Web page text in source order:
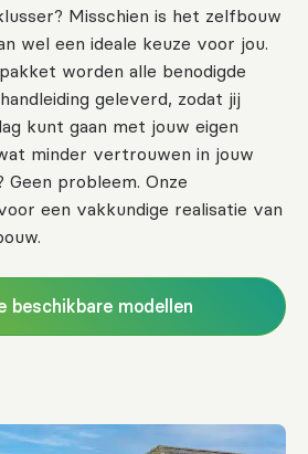
Misschien is het zelfbouw
wel een ideale keuze voor jou.
worden alle benodigde
geleverd, zodat jij
kunt gaan met jouw eigen
minder vertrouwen in jouw
probleem. Onze
een vakkundige realisatie van
beschikbare modellen